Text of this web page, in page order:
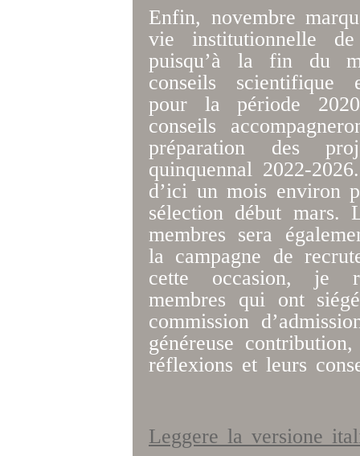
Enfin, novembre
vie institutionnelle
puisqu’à la fin du
conseils scientifique
pour la période
conseils
préparation des
quinquennal 2022-
d’ici un mois environ
sélection début mars.
membres sera
la campagne de
cette occasion, je
membres qui ont
commission
généreuse
réflexions et leurs
Leggere la versione